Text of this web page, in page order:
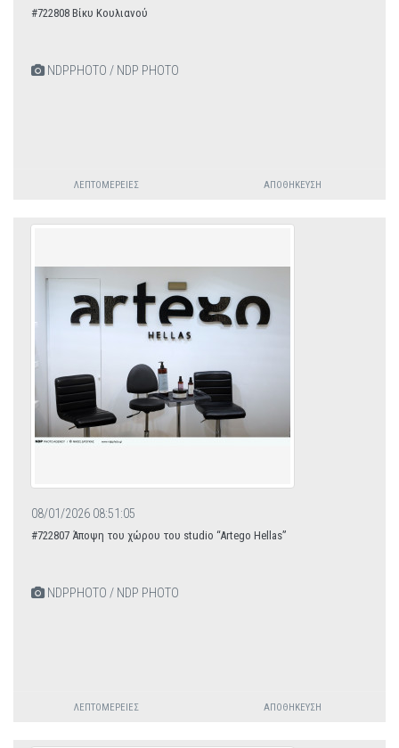
#722808 Βίκυ Κουλιανού
NDPPHOTO / NDP PHOTO
ΛΕΠΤΟΜΈΡΕΙΕΣ ΑΠΟΘΉΚΕΥΣΗ
08/01/2026 08:51:05
#722807 Άποψη του χώρου του studio “Artego Hellas”
NDPPHOTO / NDP PHOTO
ΛΕΠΤΟΜΈΡΕΙΕΣ ΑΠΟΘΉΚΕΥΣΗ